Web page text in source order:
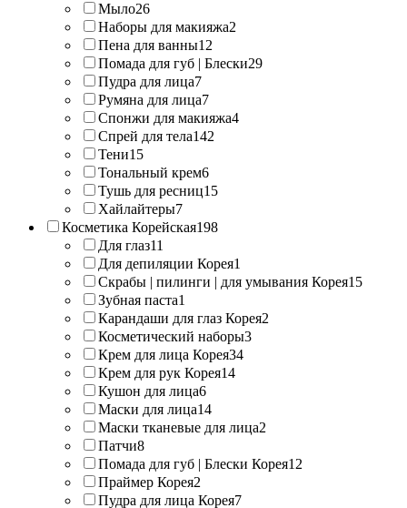
Мыло26
Наборы для макияжа2
Пена для ванны12
Помада для губ | Блески29
Пудра для лица7
Румяна для лица7
Спонжи для макияжа4
Спрей для тела142
Тени15
Тональный крем6
Тушь для ресниц15
Хайлайтеры7
Косметика Корейская198
Для глаз11
Для депиляции Корея1
Скрабы | пилинги | для умывания Корея15
Зубная паста1
Карандаши для глаз Корея2
Косметический наборы3
Крем для лица Корея34
Крем для рук Корея14
Кушон для лица6
Маски для лица14
Маски тканевые для лица2
Патчи8
Помада для губ | Блески Корея12
Праймер Корея2
Пудра для лица Корея7